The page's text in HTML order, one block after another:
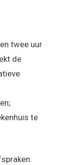
twee uur
de
te